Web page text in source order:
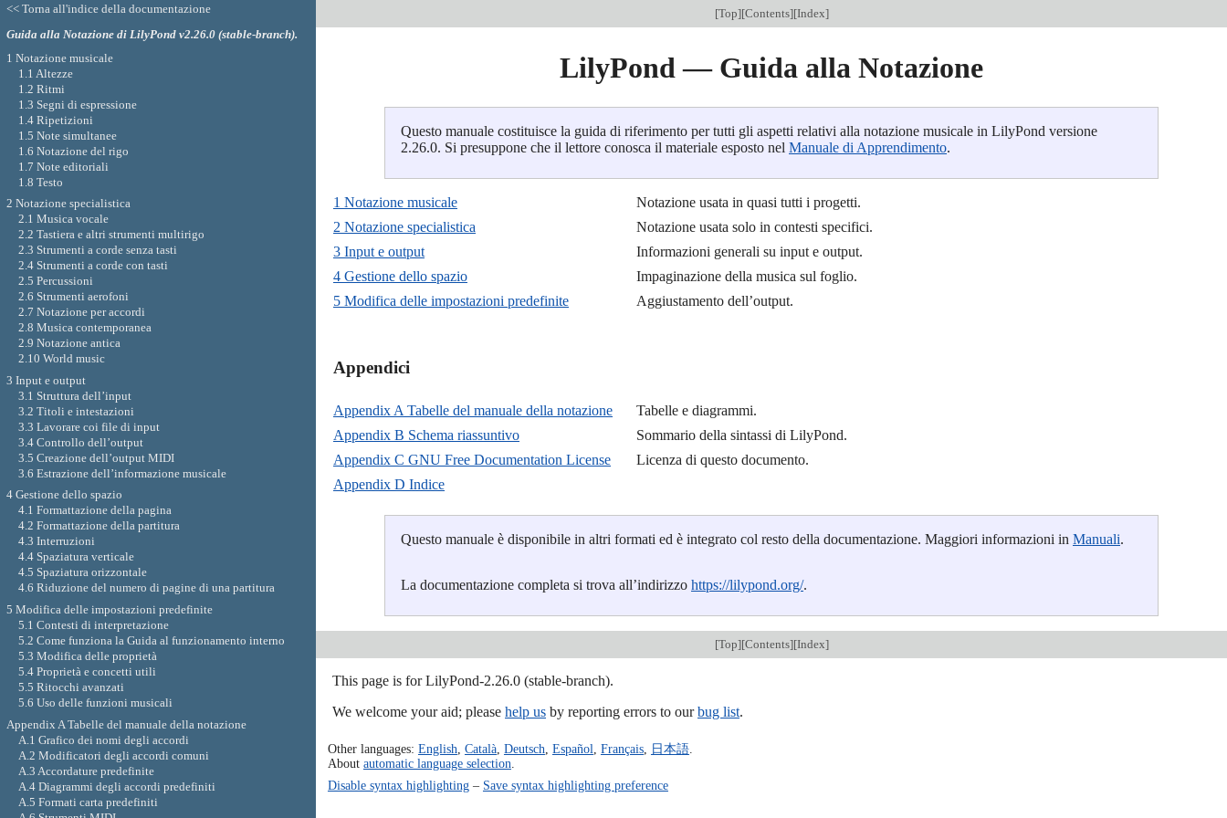
[Top][Contents][Index]
LilyPond — Guida alla Notazione
Questo manuale costituisce la guida di riferimento per tutti gli aspetti relativi alla notazione musicale in LilyPond versione
2.26.0. Si presuppone che il lettore conosca il materiale esposto nel Manuale di Apprendimento.
1 Notazione musicale
Notazione usata in quasi tutti i progetti.
2 Notazione specialistica
Notazione usata solo in contesti specifici.
3 Input e output
Informazioni generali su input e output.
4 Gestione dello spazio
Impaginazione della musica sul foglio.
5 Modifica delle impostazioni predefinite
Aggiustamento dell’output.
Appendici
Appendix A Tabelle del manuale della notazione
Tabelle e diagrammi.
Appendix B Schema riassuntivo
Sommario della sintassi di LilyPond.
Appendix C GNU Free Documentation License
Licenza di questo documento.
Appendix D Indice
Questo manuale è disponibile in altri formati ed è integrato col resto della documentazione. Maggiori informazioni in Manuali.
La documentazione completa si trova all’indirizzo https://lilypond.org/.
[Top][Contents][Index]
This page is for LilyPond-2.26.0 (stable-branch).
We welcome your aid; please help us by reporting errors to ourbug list.
Other languages: English, Català, Deutsch, Español, Français, 日本語.
About automatic language selection.
Disable syntax highlighting– Save syntax highlighting preference
<< Torna all'indice della documentazione
Guida alla Notazione di LilyPond v2.26.0 (stable-branch).
1 Notazione musicale
1.1 Altezze
1.2 Ritmi
1.3 Segni di espressione
1.4 Ripetizioni
1.5 Note simultanee
1.6 Notazione del rigo
1.7 Note editoriali
1.8 Testo
2 Notazione specialistica
2.1 Musica vocale
2.2 Tastiera e altri strumenti multirigo
2.3 Strumenti a corde senza tasti
2.4 Strumenti a corde con tasti
2.5 Percussioni
2.6 Strumenti aerofoni
2.7 Notazione per accordi
2.8 Musica contemporanea
2.9 Notazione antica
2.10 World music
3 Input e output
3.1 Struttura dell’input
3.2 Titoli e intestazioni
3.3 Lavorare coi file di input
3.4 Controllo dell’output
3.5 Creazione dell’output MIDI
3.6 Estrazione dell’informazione musicale
4 Gestione dello spazio
4.1 Formattazione della pagina
4.2 Formattazione della partitura
4.3 Interruzioni
4.4 Spaziatura verticale
4.5 Spaziatura orizzontale
4.6 Riduzione del numero di pagine di una partitura
5 Modifica delle impostazioni predefinite
5.1 Contesti di interpretazione
5.2 Come funziona la Guida al funzionamento interno
5.3 Modifica delle proprietà
5.4 Proprietà e concetti utili
5.5 Ritocchi avanzati
5.6 Uso delle funzioni musicali
Appendix A Tabelle del manuale della notazione
A.1 Grafico dei nomi degli accordi
A.2 Modificatori degli accordi comuni
A.3 Accordature predefinite
A.4 Diagrammi degli accordi predefiniti
A.5 Formati carta predefiniti